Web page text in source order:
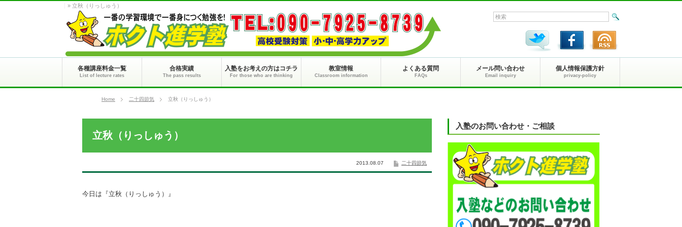
» 立秋（りっしゅう）
各種講座料金一覧
List of lecture rates
合格実績
The pass results
入塾をお考えの方はコチラ
For those who are thinking
教室情報
Classroom information
よくある質問
FAQs
メール問い合わせ
Email inquiry
個人情報保護方針
privacy-policy
Home 二十四節気 立秋（りっしゅう）
立秋（りっしゅう）
二十四節気
2013.08.07
今日は『立秋（りっしゅう）』
入塾のお問い合わせ・ご相談